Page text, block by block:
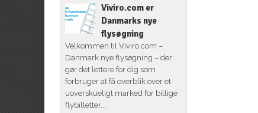
Viviro.com er
Danmarks nye
flysøgning
Velkommen til Viviro.com –
Danmark nye flysøgning – der
gør det lettere for dig som
forbruger at få overblik over et
uoverskueligt marked for billige
flybilletter....